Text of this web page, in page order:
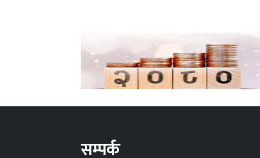
सम्पर्क